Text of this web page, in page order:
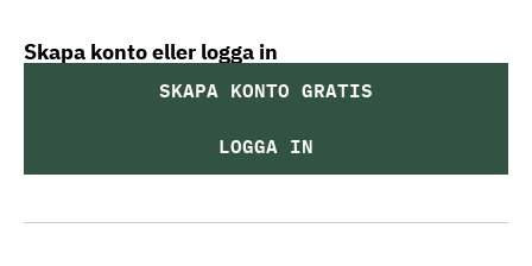
Skapa konto eller logga in
SKAPA KONTO GRATIS
LOGGA IN